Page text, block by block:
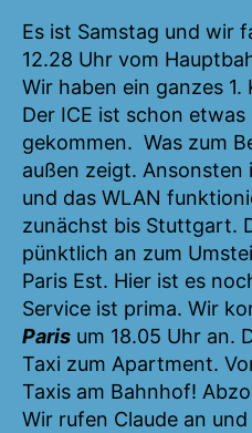
Es ist Samstag und wir
12.28 Uhr vom
Wir haben ein ganzes 1.
Der ICE ist schon
gekommen. Was zum
außen zeigt. Ansonsten
und das WLAN
zunächst bis Stuttgart.
pünktlich an zum
Paris Est. Hier ist es
Service ist prima. Wir
Paris um 18.05 Uhr an.
Taxi zum Apartment.
Taxis am Bahnhof!
Wir rufen Claude an